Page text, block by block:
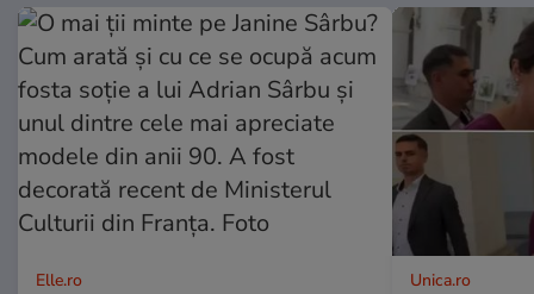
Elle.ro Unica.ro